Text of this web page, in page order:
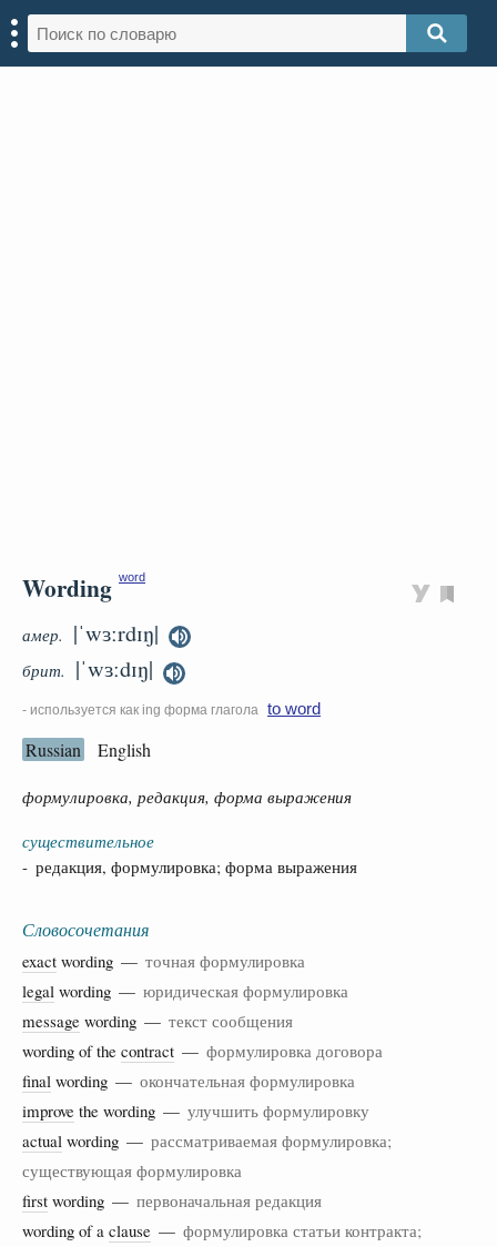
Wording word
амер. |ˈwɜːrdɪŋ|
брит. |ˈwɜːdɪŋ|
- используется как ing форма глагола to word
Russian English
формулировка, редакция, форма выражения
существительное
- редакция, формулировка; форма выражения
Словосочетания
exact wording — точная формулировка
legal wording — юридическая формулировка
message wording — текст сообщения
wording of the contract — формулировка договора
final wording — окончательная формулировка
improve the wording — улучшить формулировку
actual wording — рассматриваемая формулировка;
существующая формулировка
first wording — первоначальная редакция
wording of a clause — формулировка статьи контракта;